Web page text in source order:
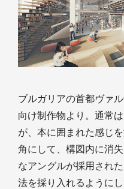
ブルガリアの首都ヴァ
向け制作物より。通常
が、本に囲まれた感じ
角にして、構図内に消
なアングルが採用され
法を採り入れるように